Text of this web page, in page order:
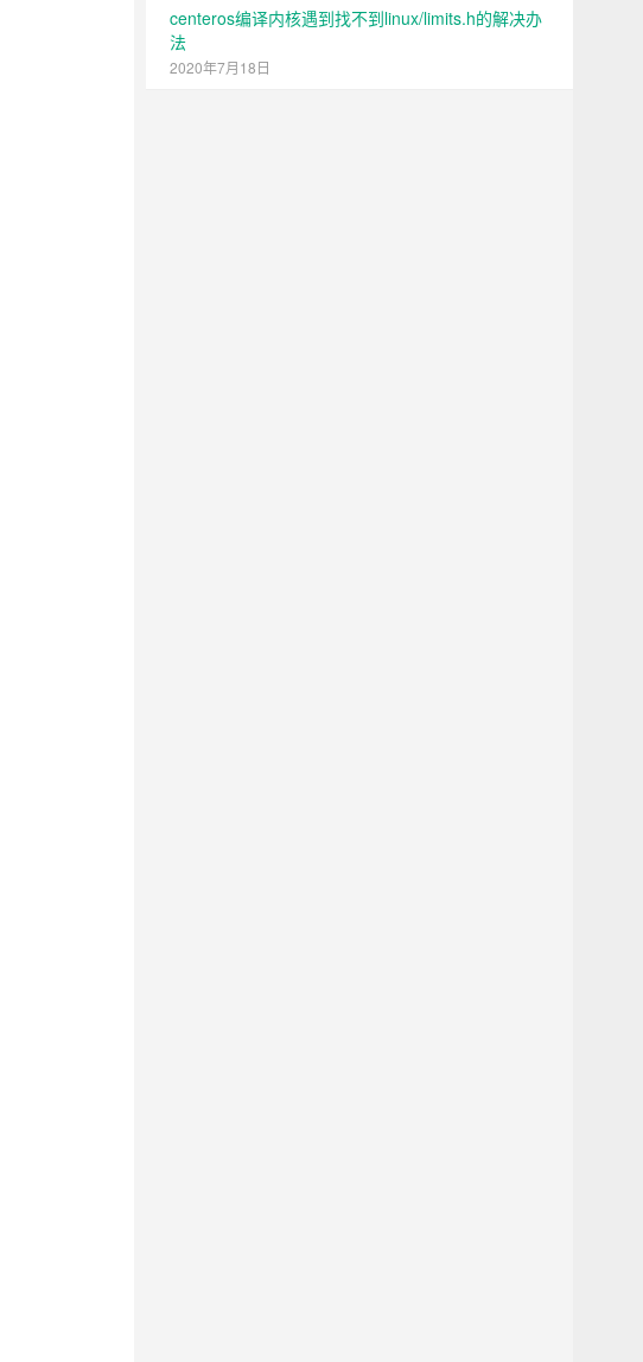
centeros编译内核遇到找不到linux/limits.h的解决办
法
2020年7月18日